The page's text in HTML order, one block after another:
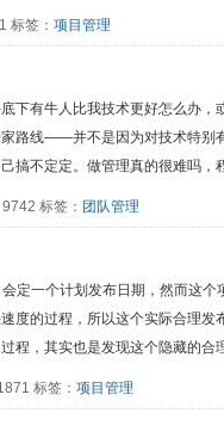
标签： 项目管理
下有牛人比我技术更好怎么办，
路线——并不是因为对技术特别
搞不定定。做管理真的很难吗，
标签： 团队管理
定一个计划发布日期，然而这
度的过程，所以这个实际合理
程，其实也是发现这个隐藏的合
标签： 项目管理